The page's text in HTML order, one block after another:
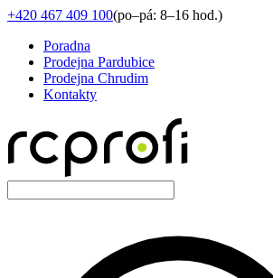
+420 467 409 100(po–pá: 8–16 hod.)
Poradna
Prodejna Pardubice
Prodejna Chrudim
Kontakty